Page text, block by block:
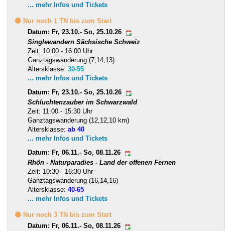
... mehr Infos und Tickets
🟡 Nur noch 1 TN bis zum Start
Datum: Fr, 23.10.- So, 25.10.26
Singlewandern Sächsische Schweiz
Zeit: 10:00 - 16:00 Uhr
Ganztagswanderung (7,14,13)
Altersklasse: 30-55
... mehr Infos und Tickets
Datum: Fr, 23.10.- So, 25.10.26
Schluchtenzauber im Schwarzwald
Zeit: 11:00 - 15:30 Uhr
Ganztagswanderung (12,12,10 km)
Altersklasse: ab 40
... mehr Infos und Tickets
Datum: Fr, 06.11.- So, 08.11.26
Rhön - Naturparadies - Land der offenen Fernen
Zeit: 10:30 - 16:30 Uhr
Ganztagswanderung (16,14,16)
Altersklasse: 40-65
... mehr Infos und Tickets
🟡 Nur noch 3 TN bis zum Start
Datum: Fr, 06.11.- So, 08.11.26